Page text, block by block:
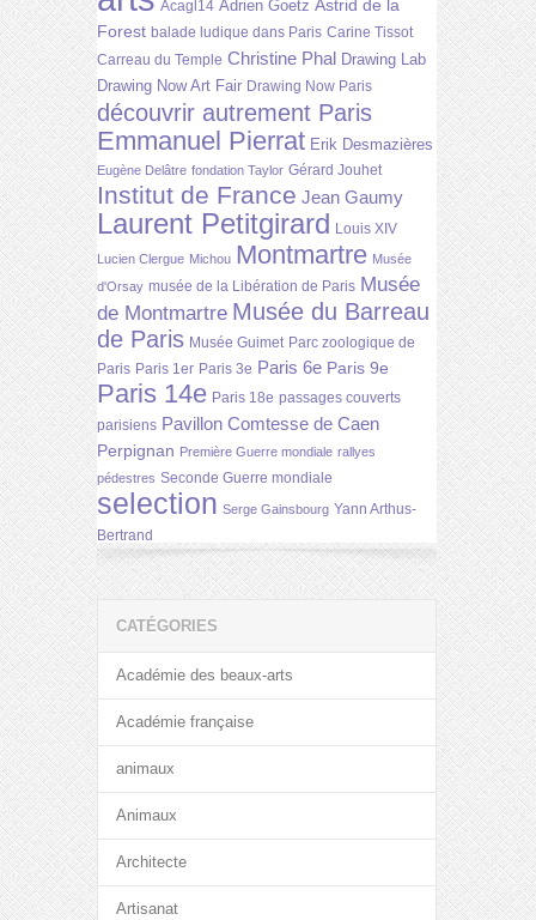
Acagl14 Adrien Goetz Astrid de la
Forest balade ludique dans Paris Carine Tissot
Carreau du Temple Christine Phal Drawing Lab
Drawing Now Art Fair Drawing Now Paris
découvrir autrement Paris
Emmanuel Pierrat Erik Desmazières
Eugène Delâtre fondation Taylor Gérard Jouhet
Institut de France Jean Gaumy
Laurent Petitgirard Louis XIV
Lucien Clergue Michou Montmartre Musée
d'Orsay musée de la Libération de Paris Musée
de Montmartre Musée du Barreau
de Paris Musée Guimet Parc zoologique de
Paris Paris 1er Paris 3e Paris 6e Paris 9e
Paris 14e Paris 18e passages couverts
parisiens Pavillon Comtesse de Caen
Perpignan Première Guerre mondiale rallyes
pédestres Seconde Guerre mondiale
selection Serge Gainsbourg Yann Arthus-
Bertrand
CATÉGORIES
Académie des beaux-arts
Académie française
animaux
Animaux
Architecte
Artisanat